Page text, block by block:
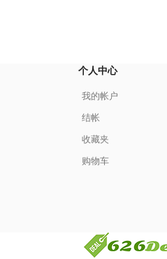
个人中心
我的帐户
结帐
收藏夹
购物车